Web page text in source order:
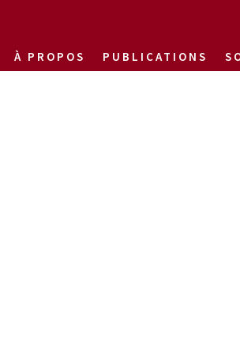
À PROPOS PUBLICATIONS